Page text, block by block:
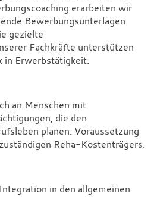
erarbeiten wir
Bewerbungsunterlagen.
gezielte
Fachkräfte unterstützen
in Erwerbstätigkeit.
an Menschen mit
die den
planen. Voraussetzung
Reha-Kostenträgers.
in den allgemeinen